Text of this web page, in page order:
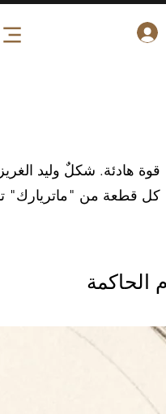
قوة هادئة. شكلٌ وليد
كل قطعة من "ماتريارك"
الحاكمة